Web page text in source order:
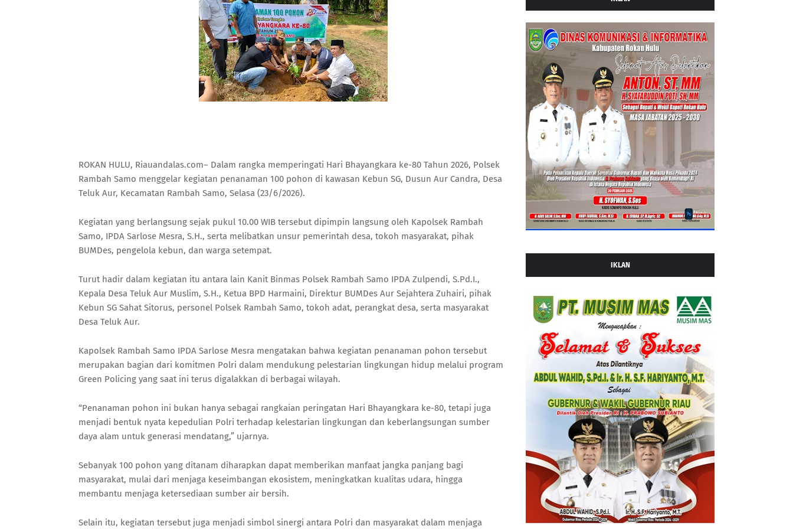
ROKAN HULU, Riauandalas.com– Dalam rangka memperingati Hari Bhayangkara ke-80 Tahun 2026, Polsek
Rambah Samo menggelar kegiatan penanaman 100 pohon di kawasan Kebun SG, Dusun Aur Candra, Desa
Teluk Aur, Kecamatan Rambah Samo, Selasa (23/6/2026).
Kegiatan yang berlangsung sejak pukul 10.00 WIB tersebut dipimpin langsung oleh Kapolsek Rambah
Samo, IPDA Sarlose Mesra, S.H., serta melibatkan unsur pemerintah desa, tokoh masyarakat, pihak
BUMDes, pengelola kebun, dan warga setempat.
Turut hadir dalam kegiatan itu antara lain Kanit Binmas Polsek Rambah Samo IPDA Zulpendi, S.Pd.I.,
Kepala Desa Teluk Aur Muslim, S.H., Ketua BPD Harmaini, Direktur BUMDes Aur Sejahtera Zuhairi, pihak
Kebun SG Sahat Sitorus, personel Polsek Rambah Samo, tokoh adat, perangkat desa, serta masyarakat
Desa Teluk Aur.
Kapolsek Rambah Samo IPDA Sarlose Mesra mengatakan bahwa kegiatan penanaman pohon tersebut
merupakan bagian dari komitmen Polri dalam mendukung pelestarian lingkungan hidup melalui program
Green Policing yang saat ini terus digalakkan di berbagai wilayah.
“Penanaman pohon ini bukan hanya sebagai rangkaian peringatan Hari Bhayangkara ke-80, tetapi juga
menjadi bentuk nyata kepedulian Polri terhadap kelestarian lingkungan dan keberlangsungan sumber
daya alam untuk generasi mendatang,” ujarnya.
Sebanyak 100 pohon yang ditanam diharapkan dapat memberikan manfaat jangka panjang bagi
masyarakat, mulai dari menjaga keseimbangan ekosistem, meningkatkan kualitas udara, hingga
membantu menjaga ketersediaan sumber air bersih.
Selain itu, kegiatan tersebut juga menjadi simbol sinergi antara Polri dan masyarakat dalam menjaga
IKLAN